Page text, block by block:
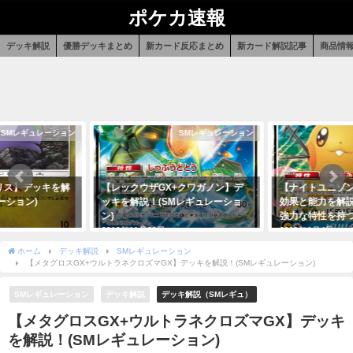
ポケカ速報
デッキ解説 優勝デッキまとめ 新カード反応まとめ 新カード解説記事 商品情
SMレギュレーション
ス】デッキを解
ション)
SMレギュレーション
【レックウザGX+クワガノン】デ
ッキを解説！(SMレギュレーショ
ン)
2018年11月29日
【ナイトユニゾ
効果と能力を解
強力な特性を持
2019年1月4日
ホーム デッキ解説
SMレギュレーション
【メタグロスGX+ウルトラネクロズマGX】デッキを解説！(SMレギュレーション)
SMレギュレーション デッキ解説 デッキ解説（SMレギュ）
【メタグロスGX+ウルトラネクロズマGX】デッキ
を解説！(SMレギュレーション)